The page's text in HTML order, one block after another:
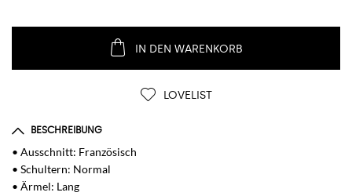
IN DEN WARENKORB
LOVELIST
BESCHREIBUNG
• Ausschnitt: Französisch
• Schultern: Normal
• Ärmel: Lang